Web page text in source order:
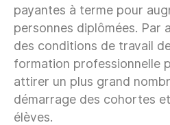
payantes à terme pour
personnes diplômées. Par
des conditions de travail
formation professionnelle
attirer un plus grand
démarrage des cohortes
élèves.